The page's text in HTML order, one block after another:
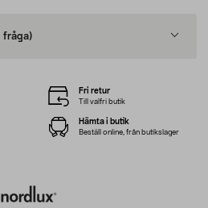
fråga)
Fri retur
Till valfri butik
Hämta i butik
Beställ online, från butikslager